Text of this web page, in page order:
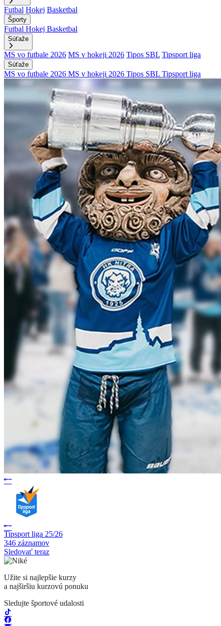
Futbal Hokej Basketbal
Športy
Futbal Hokej Basketbal
Súťaže
MS vo futbale 2026 MS v hokeji 2026 Tipos SBL Tipsport liga
Súťaže
MS vo futbale 2026 MS v hokeji 2026 Tipos SBL Tipsport liga
Tipsport liga 25/26
346 záznamov
Sledovať teraz
Užite si najlepšie kurzy
a najširšiu kurzovú ponuku
Sledujte športové udalosti